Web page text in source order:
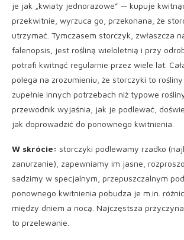
je jak „kwiaty jednorazowe” — kupuje
przekwitnie, wyrzuca go, przekonana, że
utrzymać. Tymczasem storczyk, zwłaszcza
falenopsis, jest rośliną wieloletnią i przy
potrafi kwitnąć regularnie przez wiele lat.
polega na zrozumieniu, że storczyki to
zupełnie innych potrzebach niż typowe
przewodnik wyjaśnia, jak je podlewać,
jak doprowadzić do ponownego kwitnienia.
W skrócie: storczyki podlewamy rzadko
zanurzanie), zapewniamy im jasne,
sadzimy w specjalnym, przepuszczalnym
ponownego kwitnienia pobudza je m.in.
między dniem a nocą. Najczęstsza
to przelewanie.